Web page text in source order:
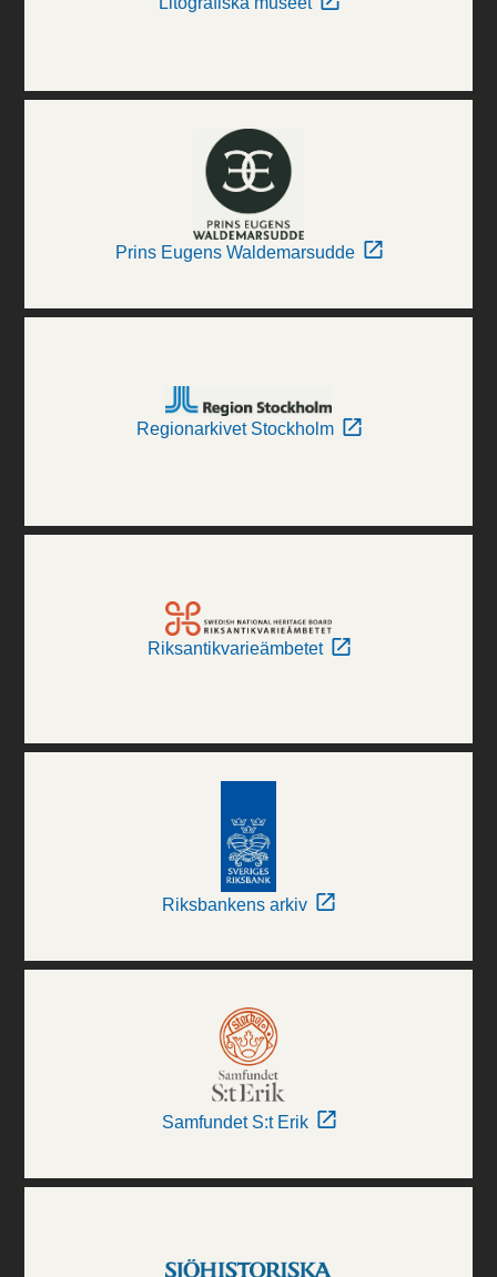
Prins Eugens Waldemarsudde
Regionarkivet Stockholm
Riksantikvarieämbetet
Riksbankens arkiv
Samfundet S:t Erik